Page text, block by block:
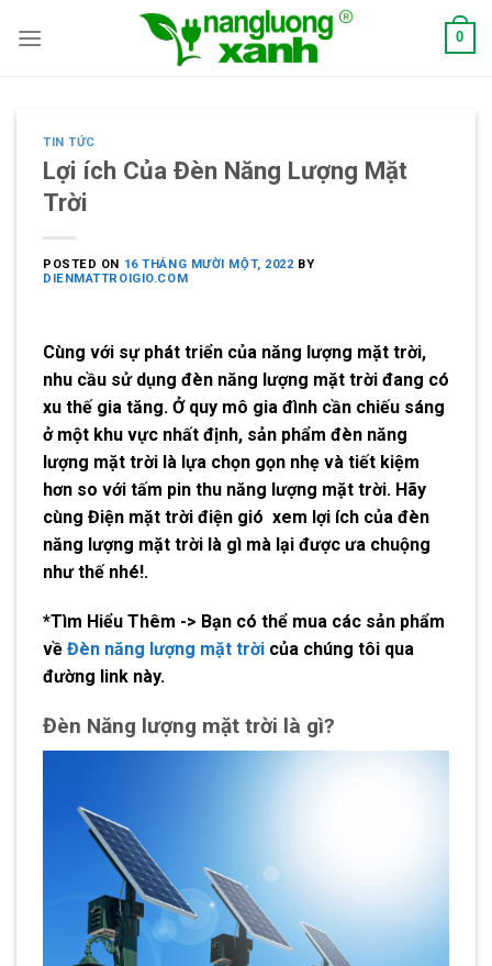
0
TIN TỨC
Lợi ích Của Đèn Năng Lượng Mặt
Trời
POSTED ON 16 THÁNG MƯỜI MỘT, 2022 BY
DIENMATTROIGIO.COM
Cùng với sự phát triển của năng lượng mặt trời,
nhu cầu sử dụng đèn năng lượng mặt trời đang có
xu thế gia tăng. Ở quy mô gia đình cần chiếu sáng
ở một khu vực nhất định, sản phẩm đèn năng
lượng mặt trời là lựa chọn gọn nhẹ và tiết kiệm
hơn so với tấm pin thu năng lượng mặt trời. Hãy
cùng Điện mặt trời điện gió xem lợi ích của đèn
năng lượng mặt trời là gì mà lại được ưa chuộng
như thế nhé!.
*Tìm Hiểu Thêm -> Bạn có thể mua các sản phẩm
về Đèn năng lượng mặt trời của chúng tôi qua
đường link này.
Đèn Năng lượng mặt trời là gì?